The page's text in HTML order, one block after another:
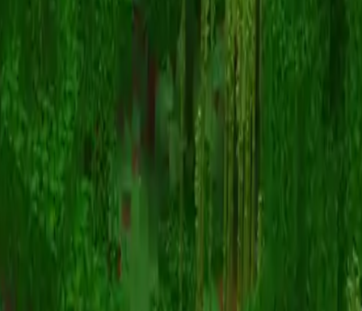
スキン一覧に戻る